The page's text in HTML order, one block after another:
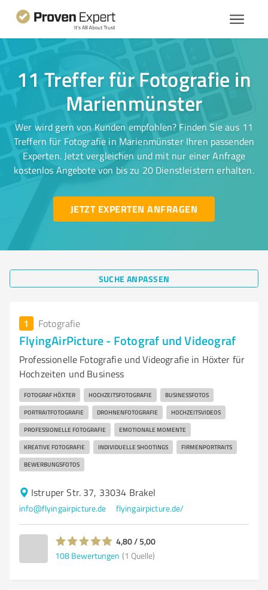
11 Treffer für Fotografie in
Marienmünster
Wer wird gern von Kunden empfohlen? Finden Sie aus 11
Treffern für Fotografie in Marienmünster Ihren passenden
Experten. Jetzt vergleichen und mit nur einer Anfrage
kostenlos Angebote von bis zu 20 Dienstleistern erhalten.
JETZT EXPERTEN ANFRAGEN
SUCHE ANPASSEN
1 Fotografie
FlyingAirPicture - Fotograf und Videograf
Professionelle Fotografie und Videografie in Höxter für
Hochzeiten und Business
FOTOGRAF HÖXTER HOCHZEITSFOTOGRAFIE BUSINESSFOTOS
PORTRAITFOTOGRAFIE DROHNENFOTOGRAFIE HOCHZEITSVIDEOS
PROFESSIONELLE FOTOGRAFIE EMOTIONALE MOMENTE
KREATIVE FOTOGRAFIE INDIVIDUELLE SHOOTINGS FIRMENPORTRAITS
BEWERBUNGSFOTOS
Istruper Str. 37, 33034 Brakel
info@flyingairpicture.de flyingairpicture.de/
4,80 / 5,00
108 Bewertungen (1 Quelle)